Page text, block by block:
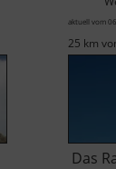
aktuell vom
25 km
Das